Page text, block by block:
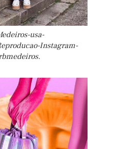
usa-
Instagram-